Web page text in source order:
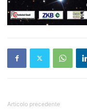
Articolo precedente